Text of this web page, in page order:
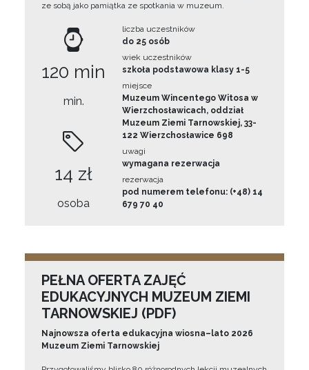
ze sobą jako pamiątka ze spotkania w muzeum.
120 min
min.
14 zł
osoba
liczba uczestników
do 25 osób
wiek uczestników
szkoła podstawowa klasy 1-5
miejsce
Muzeum Wincentego Witosa w
Wierzchosławicach, oddział
Muzeum Ziemi Tarnowskiej, 33-
122 Wierzchosławice 698
uwagi
wymagana rezerwacja
rezerwacja
pod numerem telefonu: (+48) 14
679 70 40
PEŁNA OFERTA ZAJĘĆ
EDUKACYJNYCH MUZEUM ZIEMI
TARNOWSKIEJ (PDF)
Najnowsza oferta edukacyjna wiosna–lato 2026
Muzeum Ziemi Tarnowskiej